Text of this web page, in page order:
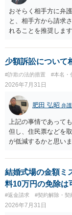
おそらく相手方に弁
と、相手方から請求
れることを推奨します
少額訴訟について
#詐欺の法的措置 #本名・
2026年7月31日
肥田 弘昭 弁
上記の事情であって
但し、住民票などを
が低減するかと思い
結婚式場の金額ミ
料10万円の免除は
#返金請求 #契約解除・契
2026年7月31日